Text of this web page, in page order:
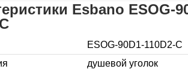
Esbano ESOG-
ESOG-90D1-110D2-C
душевой уголок